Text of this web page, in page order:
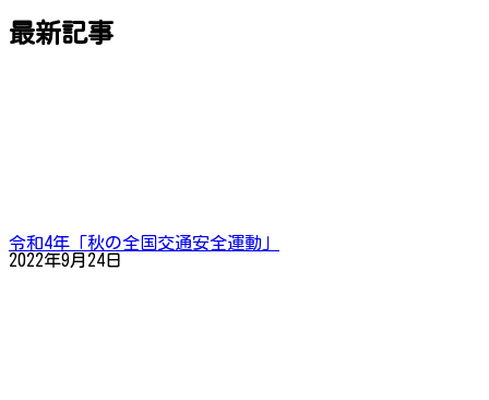
最新記事
令和4年「秋の全国交通安全運動」
2022年9月24日